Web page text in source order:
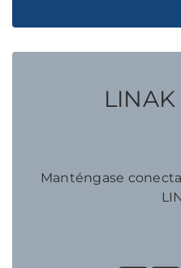
Manténgase